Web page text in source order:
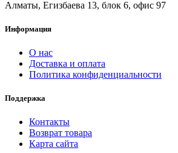
Алматы, Егизбаева 13, блок 6, офис 97
Информация
О нас
Доставка и оплата
Политика конфиденциальности
Поддержка
Контакты
Возврат товара
Карта сайта